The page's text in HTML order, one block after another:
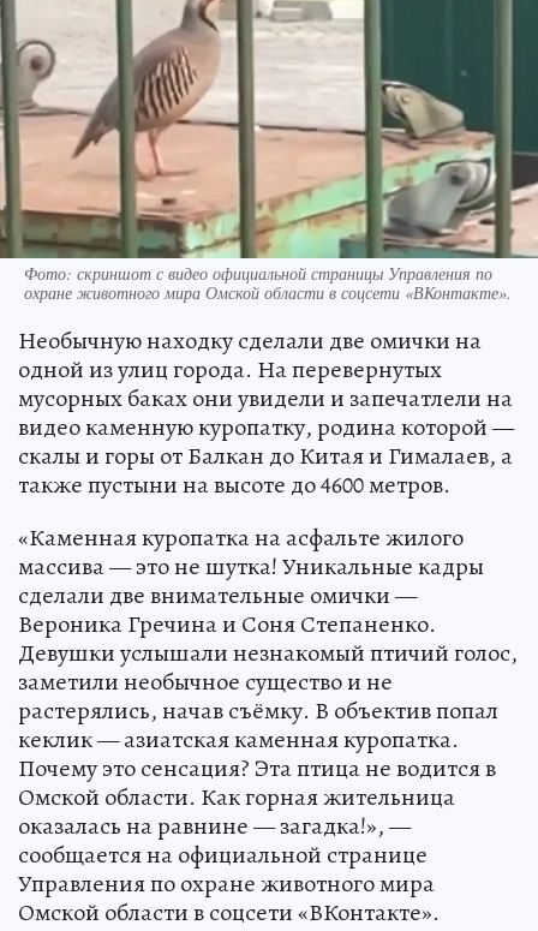
Фото: скриншот с видео официальной страницы Управления по
охране животного мира Омской области в соцсети «ВКонтакте».
Необычную находку сделали две омички на
одной из улиц города. На перевернутых
мусорных баках они увидели и запечатлели на
видео каменную куропатку, родина которой —
скалы и горы от Балкан до Китая и Гималаев, а
также пустыни на высоте до 4600 метров.
«Каменная куропатка на асфальте жилого
массива — это не шутка! Уникальные кадры
сделали две внимательные омички —
Вероника Гречина и Соня Степаненко.
Девушки услышали незнакомый птичий голос,
заметили необычное существо и не
растерялись, начав съёмку. В объектив попал
кеклик — азиатская каменная куропатка.
Почему это сенсация? Эта птица не водится в
Омской области. Как горная жительница
оказалась на равнине — загадка!», —
сообщается на официальной странице
Управления по охране животного мира
Омской области в соцсети «ВКонтакте».